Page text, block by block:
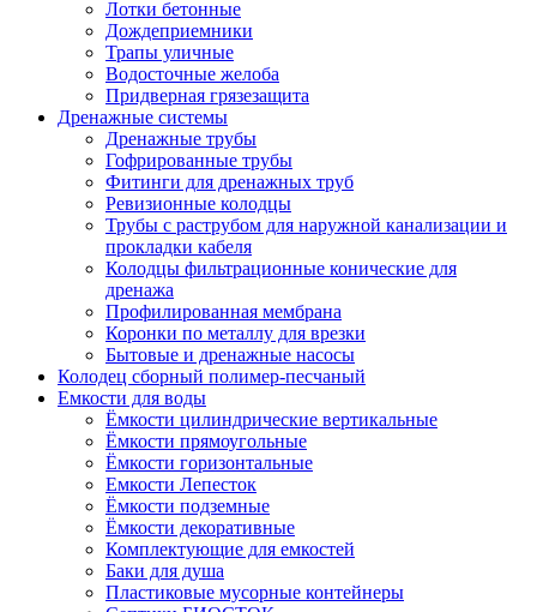
Лотки бетонные
Дождеприемники
Трапы уличные
Водосточные желоба
Придверная грязезащита
Дренажные системы
Дренажные трубы
Гофрированные трубы
Фитинги для дренажных труб
Ревизионные колодцы
Трубы с раструбом для наружной канализации и
прокладки кабеля
Колодцы фильтрационные конические для
дренажа
Профилированная мембрана
Коронки по металлу для врезки
Бытовые и дренажные насосы
Колодец сборный полимер-песчаный
Емкости для воды
Ёмкости цилиндрические вертикальные
Ёмкости прямоугольные
Ёмкости горизонтальные
Емкости Лепесток
Ёмкости подземные
Ёмкости декоративные
Комплектующие для емкостей
Баки для душа
Пластиковые мусорные контейнеры